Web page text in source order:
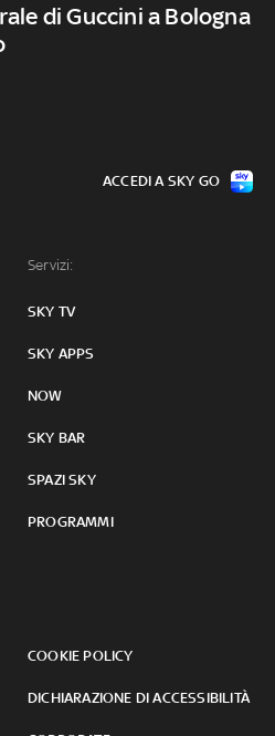
di Guccini a Bologna
Servizi:
SKY TV
SKY APPS
NOW
SKY BAR
SPAZI SKY
PROGRAMMI
COOKIE POLICY
DICHIARAZIONE DI ACCESSIBILITÀ
ACCEDI A SKY GO